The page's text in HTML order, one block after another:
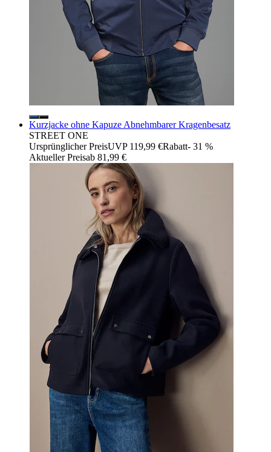
Kurzjacke ohne Kapuze Abnehmbarer Kragenbesatz
STREET ONE
Ursprünglicher PreisUVP 119,99 €Rabatt- 31 %
Aktueller Preisab 81,99 €